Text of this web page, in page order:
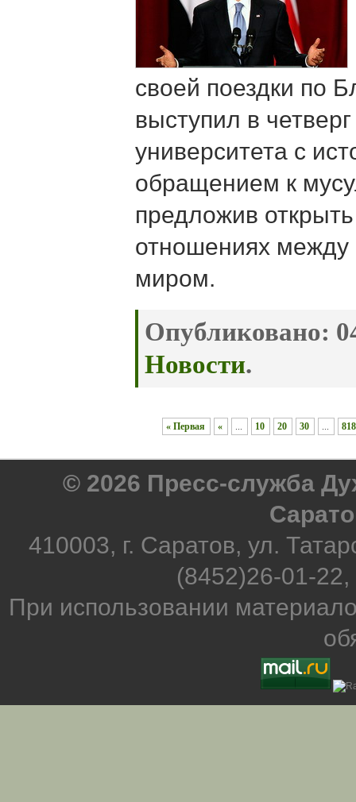
своей поездки по
выступил в
университета с
обращением к
предложив
отношениях
миром.
Опубликовано:
Новости.
« Первая « ... 10 20 30 ... 818
© 2026 Пресс-служба
410003, г. Саратов, ул.
(8452)26-01-
При использовании